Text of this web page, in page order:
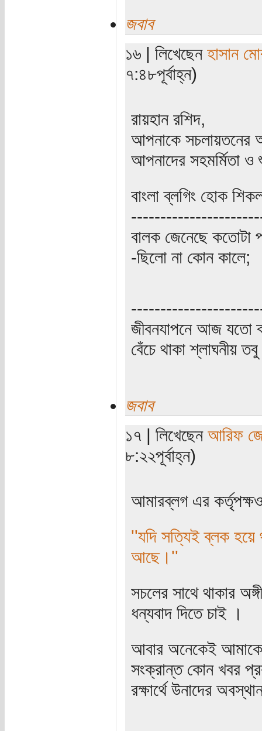
জবাব
১৬ | লিখেছেন হাসান
৭:৪৮পূর্বাহ্ন)
রায়হান রশিদ,
আপনাকে সচলায়তনের
আপনাদের সহমর্মিতা
বাংলা ব্লগিং হোক
বালক জেনেছে কতোটা
-ছিলো না কোন কালে;
জীবনযাপনে আজ যতো
বেঁচে থাকা শ্লাঘনীয়
জবাব
১৭ | লিখেছেন আরিফ
৮:২২পূর্বাহ্ন)
আমারব্লগ এর
''যদি সত্যিই ব্লক হয়ে
আছে।''
সচলের সাথে থাকার
ধন্যবাদ দিতে চাই ।
আবার অনেকেই
সংক্রান্ত কোন খবর
রক্ষার্থে উনাদের